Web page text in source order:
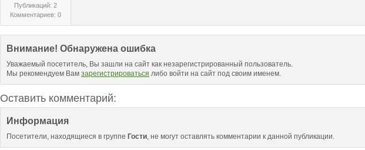
Публикаций: 2
Комментариев: 0
Внимание! Обнаружена ошибка
Уважаемый посетитель, Вы зашли на сайт как незарегистрированный пользователь.
Мы рекомендуем Вам зарегистрироваться либо войти на сайт под своим именем.
Оставить комментарий:
Информация
Посетители, находящиеся в группе Гости , не могут оставлять комментарии к данной публикации.